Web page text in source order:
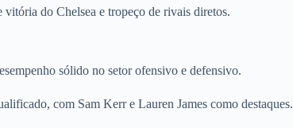
do Chelsea e tropeço de rivais diretos.
sólido no setor ofensivo e defensivo.
com Sam Kerr e Lauren James como destaques.